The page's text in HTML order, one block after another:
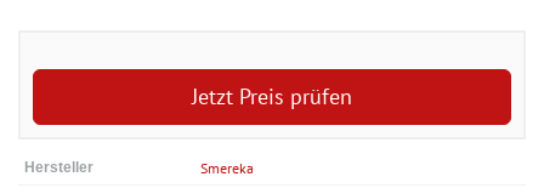
Jetzt Preis prüfen
Hersteller Smereka